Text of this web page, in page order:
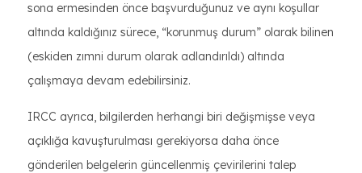
sona ermesinden önce başvurduğunuz ve aynı koşullar
altında kaldığınız sürece, “korunmuş durum” olarak bilinen
(eskiden zımni durum olarak adlandırıldı) altında
çalışmaya devam edebilirsiniz.
IRCC ayrıca, bilgilerden herhangi biri değişmişse veya
açıklığa kavuşturulması gerekiyorsa daha önce
gönderilen belgelerin güncellenmiş çevirilerini talep